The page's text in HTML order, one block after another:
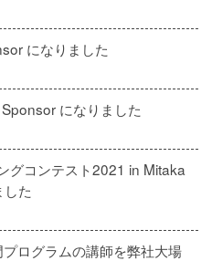
になりました
になりました
グコンテスト2021 in Mitaka
た
ログラムの講師を弊社大場